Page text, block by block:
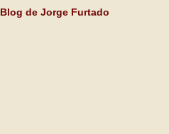
Blog de Jorge Furtado